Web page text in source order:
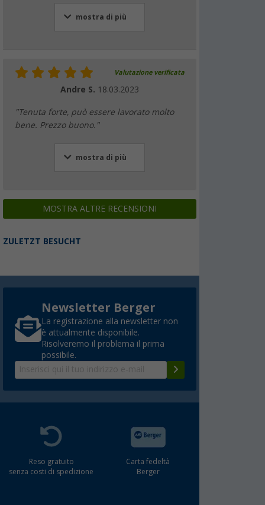
mostra di più
Valutazione verificata
Andre S. 18.03.2023
"Tenuta forte, può essere lavorato molto
bene. Prezzo buono."
mostra di più
MOSTRA ALTRE RECENSIONI
ZULETZT BESUCHT
Newsletter Berger
La registrazione alla newsletter non
è attualmente disponibile.
Risolveremo il problema il prima
possibile.
Reso gratuito
senza costi di spedizione
Carta fedeltà
Berger